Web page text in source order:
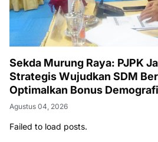
Sekda Murung Raya: PJPK
Strategis Wujudkan SDM
Optimalkan Bonus Demografi
Agustus 04, 2026
Failed to load posts.